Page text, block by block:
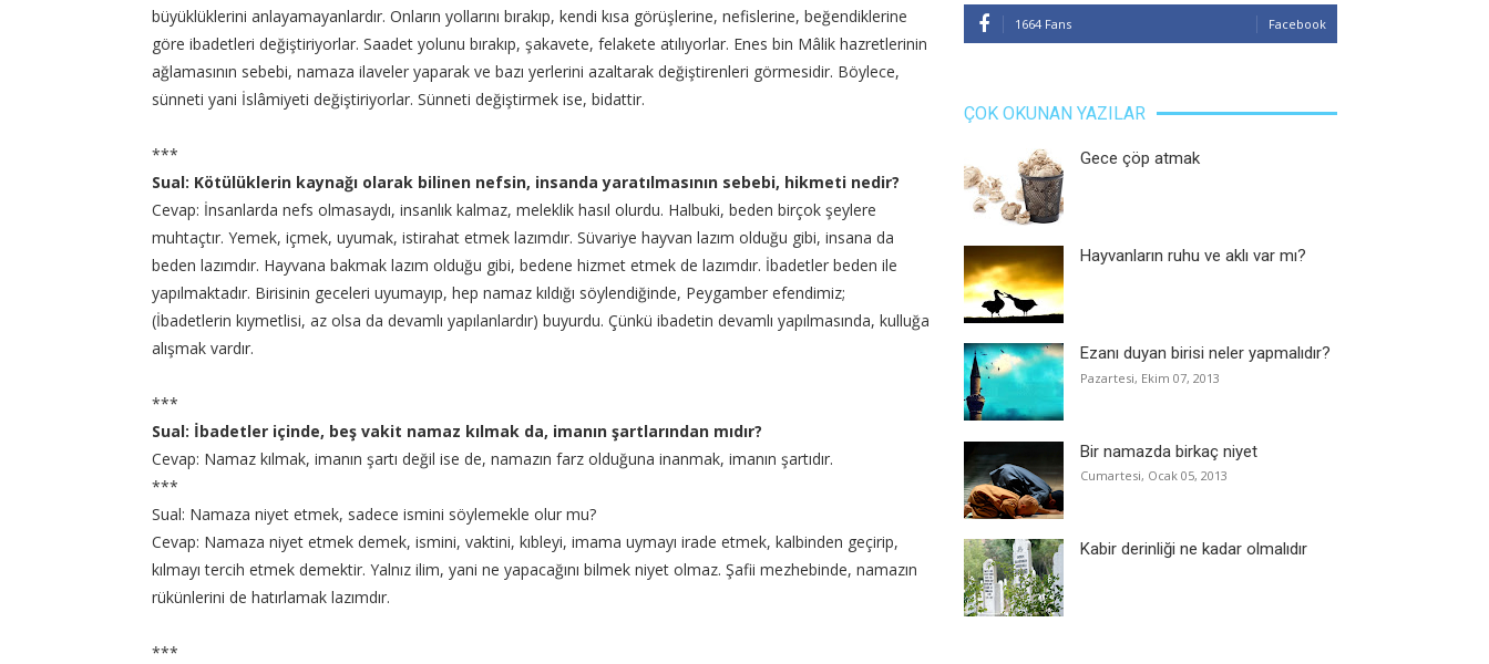
büyüklüklerini anlayamayanlardır. Onların yollarını bırakıp, kendi kısa görüşlerine, nefislerine, beğendiklerine
göre ibadetleri değiştiriyorlar. Saadet yolunu bırakıp, şakavete, felakete atılıyorlar. Enes bin Mâlik hazretlerinin
ağlamasının sebebi, namaza ilaveler yaparak ve bazı yerlerini azaltarak değiştirenleri görmesidir. Böylece,
sünneti yani İslâmiyeti değiştiriyorlar. Sünneti değiştirmek ise, bidattir.
***
Sual: Kötülüklerin kaynağı olarak bilinen nefsin, insanda yaratılmasının sebebi, hikmeti nedir?
Cevap: İnsanlarda nefs olmasaydı, insanlık kalmaz, meleklik hasıl olurdu. Halbuki, beden birçok şeylere
muhtaçtır. Yemek, içmek, uyumak, istirahat etmek lazımdır. Süvariye hayvan lazım olduğu gibi, insana da
beden lazımdır. Hayvana bakmak lazım olduğu gibi, bedene hizmet etmek de lazımdır. İbadetler beden ile
yapılmaktadır. Birisinin geceleri uyumayıp, hep namaz kıldığı söylendiğinde, Peygamber efendimiz;
(İbadetlerin kıymetlisi, az olsa da devamlı yapılanlardır) buyurdu. Çünkü ibadetin devamlı yapılmasında, kulluğa
alışmak vardır.
***
Sual: İbadetler içinde, beş vakit namaz kılmak da, imanın şartlarından mıdır?
Cevap: Namaz kılmak, imanın şartı değil ise de, namazın farz olduğuna inanmak, imanın şartıdır.
***
Sual: Namaza niyet etmek, sadece ismini söylemekle olur mu?
Cevap: Namaza niyet etmek demek, ismini, vaktini, kıbleyi, imama uymayı irade etmek, kalbinden geçirip,
kılmayı tercih etmek demektir. Yalnız ilim, yani ne yapacağını bilmek niyet olmaz. Şafii mezhebinde, namazın
rükünlerini de hatırlamak lazımdır.
***
1664 Fans Facebook
ÇOK OKUNAN YAZILAR
Gece çöp atmak
Hayvanların ruhu ve aklı var mı?
Ezanı duyan birisi neler yapmalıdır?
Pazartesi, Ekim 07, 2013
Bir namazda birkaç niyet
Cumartesi, Ocak 05, 2013
Kabir derinliği ne kadar olmalıdır